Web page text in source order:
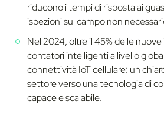
riducono i tempi di risposta ai
ispezioni sul campo non
Nel 2024, oltre il 45% delle nuove
contatori intelligenti a livello
connettività IoT cellulare: un
settore verso una tecnologia di
capace e scalabile.